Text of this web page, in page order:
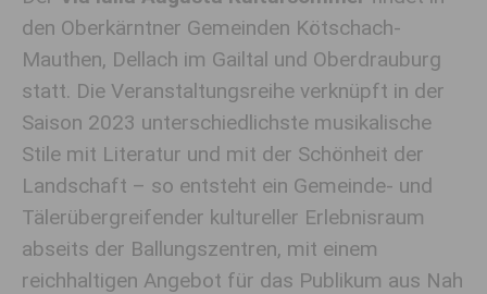
den Oberkärntner Gemeinden Kötschach-
Mauthen, Dellach im Gailtal und Oberdrauburg
statt. Die Veranstaltungsreihe verknüpft in der
Saison 2023 unterschiedlichste musikalische
Stile mit Literatur und mit der Schönheit der
Landschaft – so entsteht ein Gemeinde- und
Tälerübergreifender kultureller Erlebnisraum
abseits der Ballungszentren, mit einem
reichhaltigen Angebot für das Publikum aus Nah